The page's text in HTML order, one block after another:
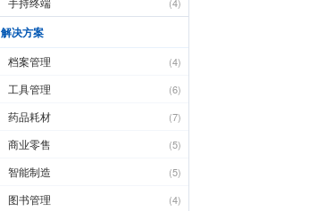
解决方案
档案管理 (4)
工具管理 (6)
药品耗材 (7)
商业零售 (5)
智能制造 (5)
图书管理 (4)